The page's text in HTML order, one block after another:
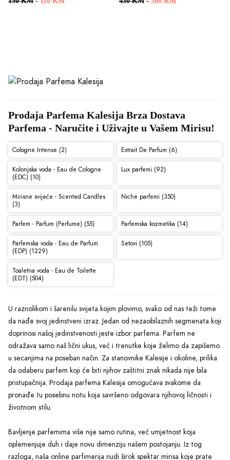
Prodaja Parfema Kalesija Brza Dostava
Parfema - Naručite i Uživajte u Vašem Mirisu!
Cologne Intense (2) Extrait De Parfum (6)
Kolonjska voda - Eau de Cologne
(EDC) (10)
Lux parfemi (92)
Mirisne svijeće - Scented Candles
(3)
Niche parfemi (350)
Parfem - Parfum (Perfume) (55) Parfemska kozmetika (14)
Parfemska voda - Eau de Parfum
(EDP) (1229)
Setovi (105)
Toaletna voda - Eau de Toilette
(EDT) (504)
U raznolikom i šarenilu svijeta kojim plovimo, svako od nas teži tome
da nađe svoj jedinstveni izraz. Jedan od nezaobilaznih segmenata koji
doprinosi našoj jedinstvenosti jeste izbor parfema. Parfem ne
odražava samo naš lični ukus, već i trenutke koje želimo da zapišemo
u secanjima na poseban način. Za stanovnike Kalesije i okoline, prilika
da odaberu parfem koji će biti njihov zaštitni znak nikada nije bila
pristupačnija. Prodaja parfema Kalesija omogućava svakome da
pronađe tu posebnu notu koja savršeno odgovara njihovoj ličnosti i
životnom stilu.
Bavljenje parfemima više nije samo rutina, već umjetnost koja
oplemenjuje duh i daje novu dimenziju našem postojanju. Iz tog
razloga, naša online parfimerija nudi širok spektar mirisa koje prate